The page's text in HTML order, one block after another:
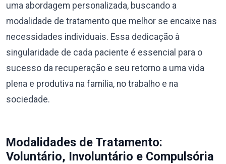
uma abordagem personalizada, buscando a
modalidade de tratamento que melhor se encaixe nas
necessidades individuais. Essa dedicação à
singularidade de cada paciente é essencial para o
sucesso da recuperação e seu retorno a uma vida
plena e produtiva na família, no trabalho e na
sociedade.
Modalidades de Tratamento:
Voluntário, Involuntário e Compulsória